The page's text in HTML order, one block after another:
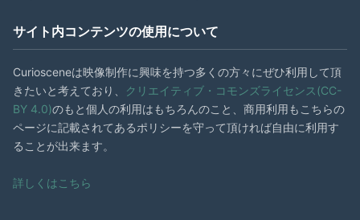
サイト内コンテンツの使用について
Curiosceneは映像制作に興味を持つ多くの方々にぜひ利用して頂
きたいと考えており、
クリエイティブ・コモンズライセンス(CC-
BY 4.0)のもと個人の利用はもちろんのこと、商用利用もこちらの
ページに記載されてあるポリシーを守って頂ければ自由に利用す
ることが出来ます。
詳しくはこちら